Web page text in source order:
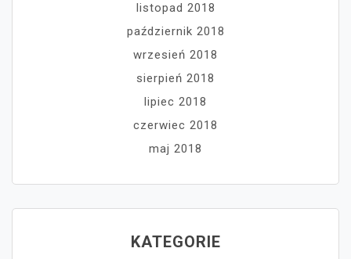
listopad 2018
październik 2018
wrzesień 2018
sierpień 2018
lipiec 2018
czerwiec 2018
maj 2018
KATEGORIE